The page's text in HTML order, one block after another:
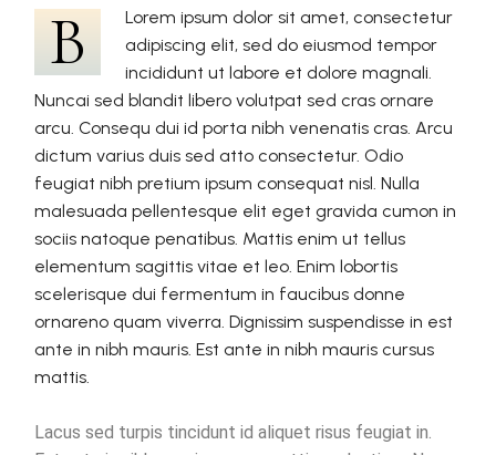
B
Lorem ipsum dolor sit amet, consectetur
adipiscing elit, sed do eiusmod tempor
incididunt ut labore et dolore magnali.
Nuncai sed blandit libero volutpat sed cras ornare
arcu. Consequ dui id porta nibh venenatis cras. Arcu
dictum varius duis sed atto consectetur. Odio
feugiat nibh pretium ipsum consequat nisl. Nulla
malesuada pellentesque elit eget gravida cumon in
sociis natoque penatibus. Mattis enim ut tellus
elementum sagittis vitae et leo. Enim lobortis
scelerisque dui fermentum in faucibus donne
ornareno quam viverra. Dignissim suspendisse in est
ante in nibh mauris. Est ante in nibh mauris cursus
mattis.
Lacus sed turpis tincidunt id aliquet risus feugiat in.